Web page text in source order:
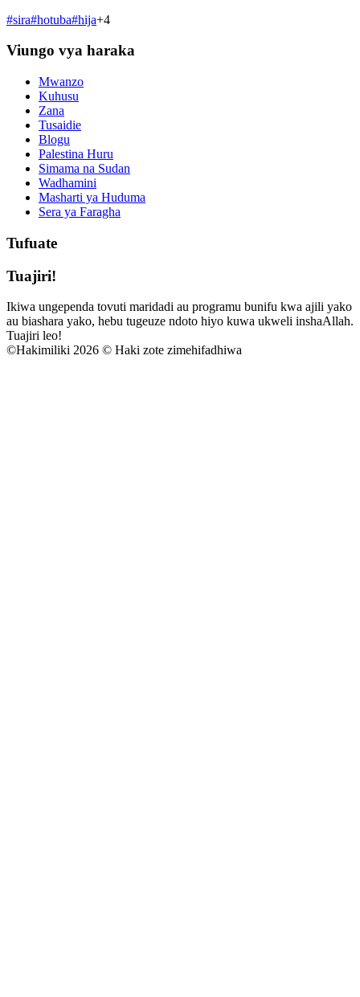
#sira#hotuba#hija+4
Viungo vya haraka
Mwanzo
Kuhusu
Zana
Tusaidie
Blogu
Palestina Huru
Simama na Sudan
Wadhamini
Masharti ya Huduma
Sera ya Faragha
Tufuate
Tuajiri!
Ikiwa ungependa tovuti maridadi au programu bunifu kwa ajili yako
au biashara yako, hebu tugeuze ndoto hiyo kuwa ukweli inshaAllah.
Tuajiri leo!
©Hakimiliki 2026 © Haki zote zimehifadhiwa